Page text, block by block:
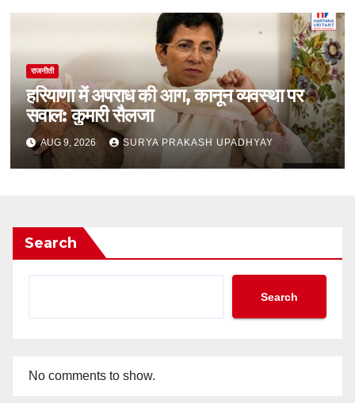
राजनीती
हरियाणा में अपराध की आग, कानून व्यवस्था पर
सवाल: कुमारी सैलजा
AUG 9, 2026 SURYA PRAKASH UPADHYAY
Search
Search
No comments to show.